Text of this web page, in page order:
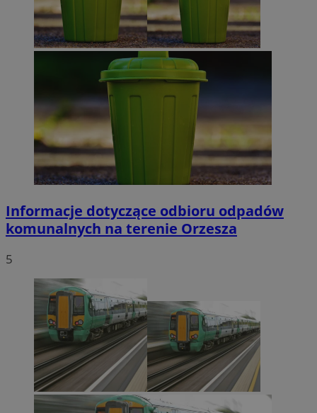
Informacje dotyczące odbioru odpadów
komunalnych na terenie Orzesza
5